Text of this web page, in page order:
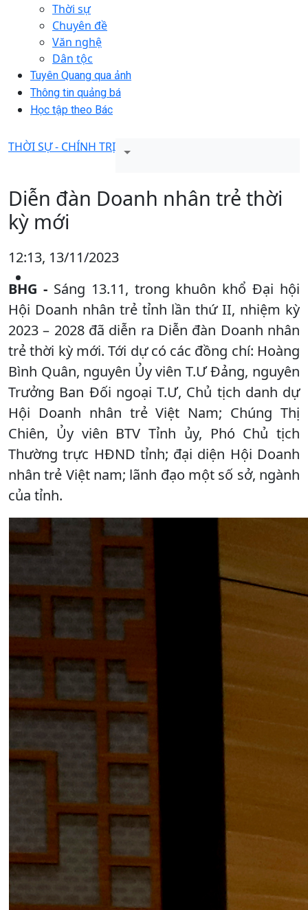
Thời sự
Chuyên đề
Văn nghệ
Dân tộc
Tuyên Quang qua ảnh
Thông tin quảng bá
Học tập theo Bác
THỜI SỰ - CHÍNH TRỊ
Diễn đàn Doanh nhân trẻ thời
kỳ mới
12:13, 13/11/2023
BHG -Sáng 13.11, trong khuôn khổ Đại hội
Hội Doanh nhân trẻ tỉnh lần thứ II, nhiệm kỳ
2023 – 2028 đã diễn ra Diễn đàn Doanh nhân
trẻ thời kỳ mới. Tới dự có các đồng chí: Hoàng
Bình Quân, nguyên Ủy viên T.Ư Đảng, nguyên
Trưởng Ban Đối ngoại T.Ư, Chủ tịch danh dự
Hội Doanh nhân trẻ Việt Nam; Chúng Thị
Chiên, Ủy viên BTV Tỉnh ủy, Phó Chủ tịch
Thường trực HĐND tỉnh; đại diện Hội Doanh
nhân trẻ Việt nam; lãnh đạo một số sở, ngành
của tỉnh.